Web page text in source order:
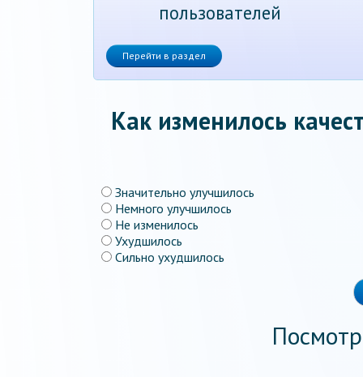
пользователей
Перейти в раздел
Как изменилось
Значительно улучшилось
Немного улучшилось
Не изменилось
Ухудшилось
Сильно ухудшилось